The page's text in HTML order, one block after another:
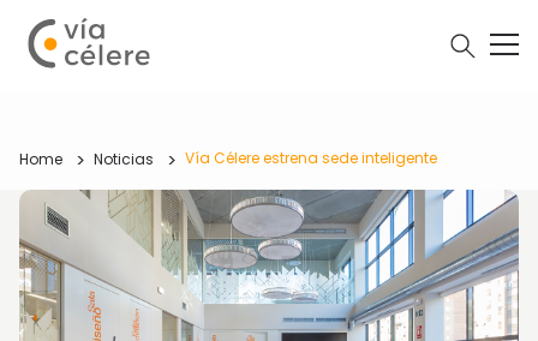
Home Noticias Vía Célere estrena sede inteligente